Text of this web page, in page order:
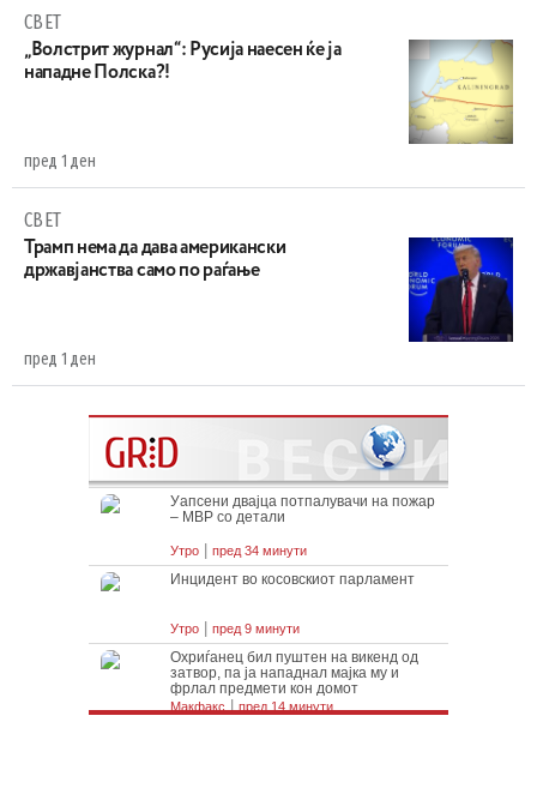
СВЕТ
„Волстрит журнал“: Русија наесен ќе ја
нападне Полска?!
пред 1 ден
СВЕТ
Трамп нема да дава американски
државјанства само по раѓање
пред 1 ден